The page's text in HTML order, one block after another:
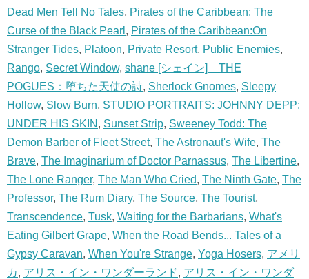
Dead Men Tell No Tales, Pirates of the Caribbean: The
Curse of the Black Pearl , Pirates of the Caribbean:On
Stranger Tides, Platoon, Private Resort, Public Enemies,
Rango, Secret Window, shane [シェイン] THE
POGUES：堕ちた天使の詩, Sherlock Gnomes, Sleepy
Hollow, Slow Burn, STUDIO PORTRAITS: JOHNNY DEPP:
UNDER HIS SKIN , Sunset Strip, Sweeney Todd: The
Demon Barber of Fleet Street, The Astronaut's Wife, The
Brave, The Imaginarium of Doctor Parnassus, The Libertine,
The Lone Ranger, The Man Who Cried, The Ninth Gate, The
Professor, The Rum Diary, The Source, The Tourist,
Transcendence, Tusk, Waiting for the Barbarians, What's
Eating Gilbert Grape, When the Road Bends... Tales of a
Gypsy Caravan, When You're Strange, Yoga Hosers, アメリ
カ, アリス・イン・ワンダーランド, アリス・イン・ワンダ